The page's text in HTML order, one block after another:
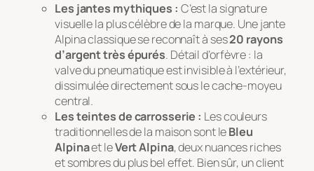
Les jantes mythiques : C’est la signature
visuelle la plus célèbre de la marque. Une jante
Alpina classique se reconnaît à ses20 rayons
d’argent très épurés. Détail d’orfèvre : la
valve du pneumatique est invisible à l’extérieur,
dissimulée directement sous le cache-moyeu
central.
Les teintes de carrosserie : Les couleurs
traditionnelles de la maison sont leBleu
Alpinaet leVert Alpina, deux nuances riches
et sombres du plus bel effet. Bien sûr, un client